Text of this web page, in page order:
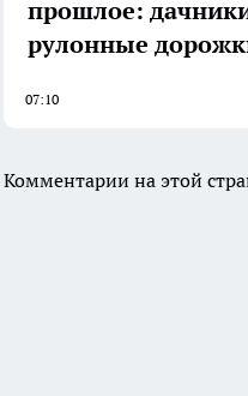
прошлое:
рулонные
07:10
Комментарии на этой